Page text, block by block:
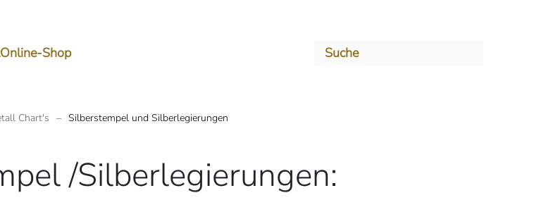
Online-Shop
Chart's Silberstempel und Silberlegierungen
/Silberlegierungen: